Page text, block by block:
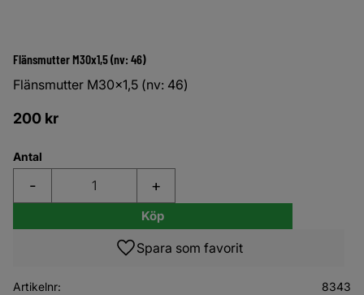
Flänsmutter M30x1,5 (nv: 46)
Flänsmutter M30x1,5 (nv: 46)
200 kr
Antal
+
-
Köp
Lägg till i favoriter
Artikelnr 8343